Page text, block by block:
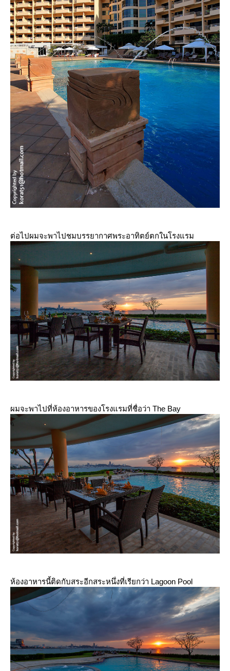
ต่อไปผมจะพาไปชมบรรยากาศพระอาทิตย์ตกในโรงแรม
ผมจะพาไปที่ห้องอาหารของโรงแรมที่ชื่อว่า The Bay
ห้องอาหารนี้ติดกับสระอีกสระหนึ่งที่เรียกว่า Lagoon Pool